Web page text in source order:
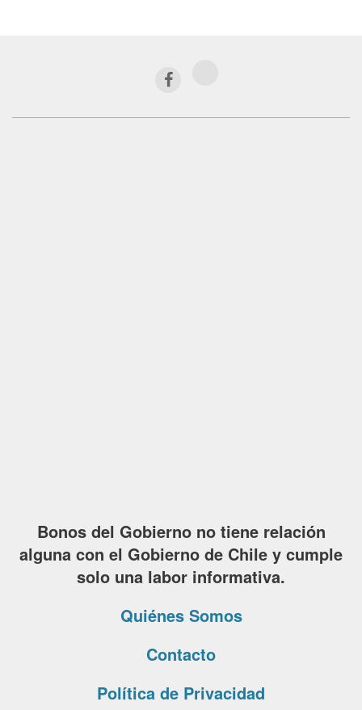
Bonos del Gobierno no tiene relación
alguna con el Gobierno de Chile y cumple
solo una labor informativa.
Quiénes Somos
Contacto
Política de Privacidad